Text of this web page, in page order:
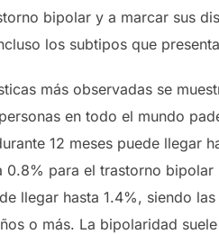
bipolar y a marcar sus
los subtipos que
más observadas se
en todo el mundo
12 meses puede llegar
0.8% para el trastorno bipolar
llegar hasta 1.4%, siendo
o más. La bipolaridad